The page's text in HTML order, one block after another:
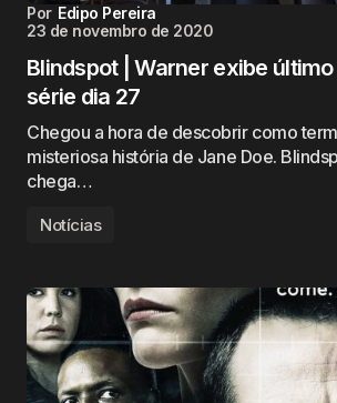
Por Edipo Pereira
23 de novembro de 2020
Blindspot | Warner exibe
série dia 27
Chegou a hora de descobrir como
misteriosa história de Jane Doe.
chega…
Notícias